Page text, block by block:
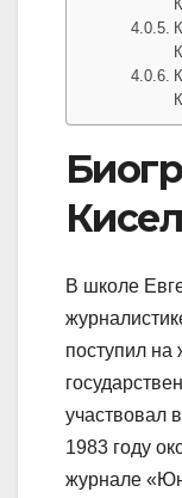
В школе
поступил на
участвовал
1983 году
журнале